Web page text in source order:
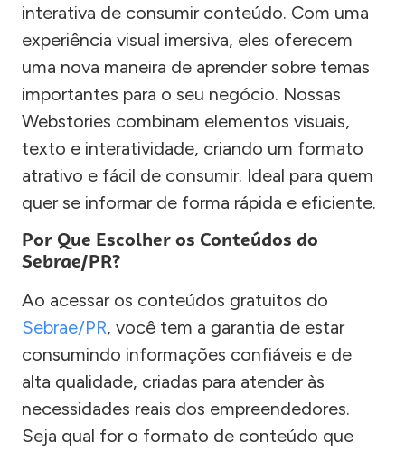
interativa de consumir conteúdo. Com uma
experiência visual imersiva, eles oferecem
uma nova maneira de aprender sobre temas
importantes para o seu negócio. Nossas
Webstories combinam elementos visuais,
texto e interatividade, criando um formato
atrativo e fácil de consumir. Ideal para quem
quer se informar de forma rápida e eficiente.
Por Que Escolher os Conteúdos do
Sebrae/PR?
Ao acessar os conteúdos gratuitos do
Sebrae/PR, você tem a garantia de estar
consumindo informações confiáveis e de
alta qualidade, criadas para atender às
necessidades reais dos empreendedores.
Seja qual for o formato de conteúdo que